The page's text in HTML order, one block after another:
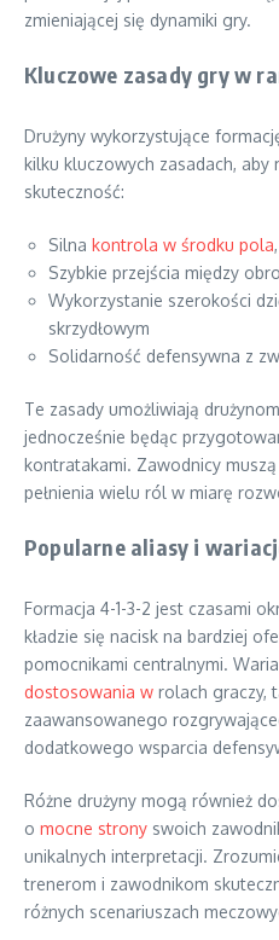
zmieniającej się dynamiki gry.
Kluczowe zasady gry w
Drużyny wykorzystujące
kilku kluczowych zasadach, aby
skuteczność:
Silna kontrola w środku pola
Szybkie przejścia między
Wykorzystanie szerokości
skrzydłowym
Solidarność defensywna z
Te zasady umożliwiają
jednocześnie będąc
kontratakami. Zawodnicy
pełnienia wielu ról w miarę
Popularne aliasy i
Formacja 4-1-3-2 jest czasami
kładzie się nacisk na bardziej
pomocnikami centralnymi.
dostosowania w rolach graczy,
zaawansowanego
dodatkowego wsparcia
Różne drużyny mogą również
o mocne strony swoich
unikalnych interpretacji.
trenerom i zawodnikom
różnych scenariuszach